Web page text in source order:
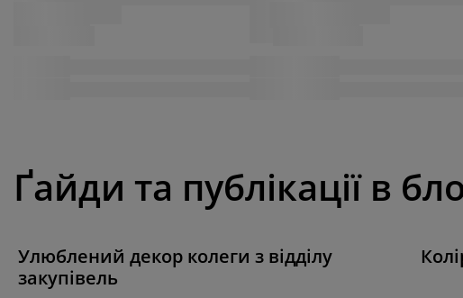
Ґайди та публікації в
Улюблений декор колеги з відділу
закупівель